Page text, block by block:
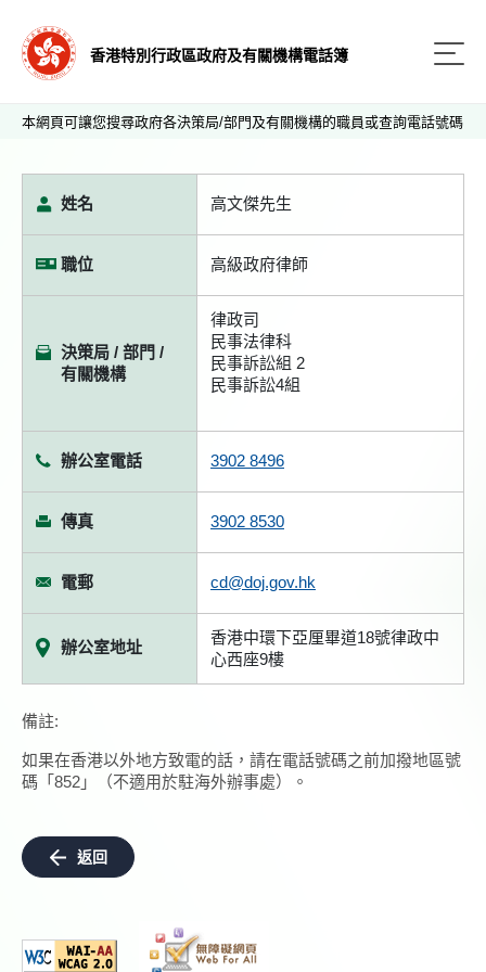
香港特別行政區政府及有關機構電話簿
本網頁可讓您搜尋政府各決策局/部門及有關機構的職員或查詢電話號碼
姓名 高文傑先生
職位 高級政府律師
決策局 / 部門 /
有關機構
律政司
民事法律科
民事訴訟組 2
民事訴訟4組
辦公室電話 3902 8496
傳真 3902 8530
電郵 cd@doj.gov.hk
辦公室地址
香港中環下亞厘畢道18號律政中
心西座9樓
備註:
如果在香港以外地方致電的話，請在電話號碼之前加撥地區號
碼「852」（不適用於駐海外辦事處）。
返回